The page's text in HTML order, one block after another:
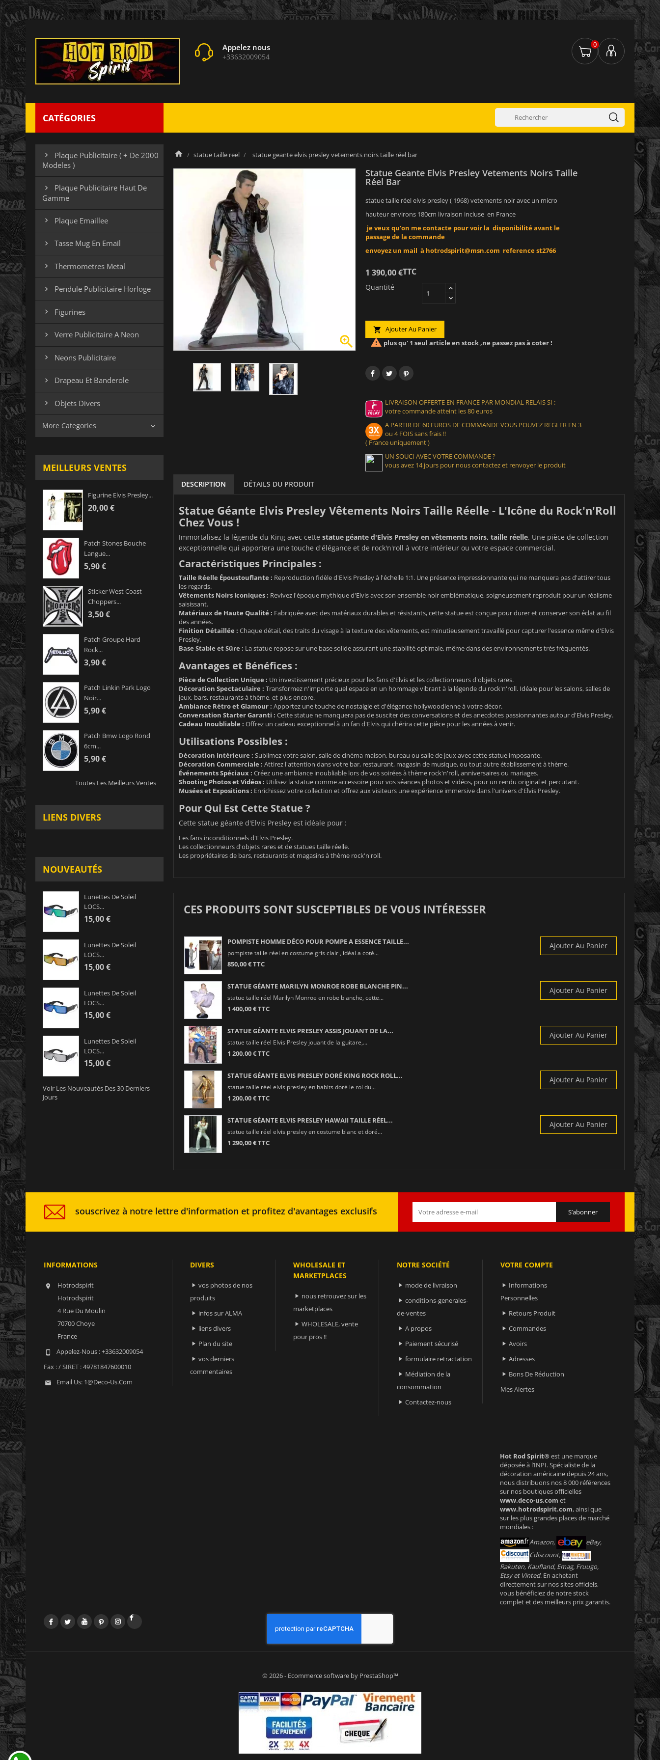
Appelez nous
+33632009054
0
CATÉGORIES

Plaque Publicitaire ( + De 2000
Modeles )

Plaque Publicitaire Haut De
Gamme
 Plaque Emaillee
 Tasse Mug En Email
 Thermometres Metal
 Pendule Publicitaire Horloge
 Figurines
 Verre Publicitaire A Neon
 Neons Publicitaire
 Drapeau Et Banderole
 Objets Divers
More Categories 
MEILLEURS VENTES
Figurine Elvis Presley...
20,00 €
Patch Stones Bouche
Langue...
5,90 €
Sticker West Coast
Choppers...
3,50 €
Patch Groupe Hard
Rock...
3,90 €
Patch Linkin Park Logo
Noir...
5,90 €
Patch Bmw Logo Rond
6cm...
5,90 €
Toutes Les Meilleurs Ventes
LIENS DIVERS
NOUVEAUTÉS
Lunettes De Soleil
LOCS...
15,00 €
Lunettes De Soleil
LOCS...
15,00 €
Lunettes De Soleil
LOCS...
15,00 €
Lunettes De Soleil
LOCS...
15,00 €
Voir Les Nouveautés Des 30 Derniers
Jours
statue taille reel statue geante elvis presley vetements noirs taille réel bar

Statue Geante Elvis Presley Vetements Noirs Taille
Réel Bar
statue taille réel elvis presley ( 1968) vetements noir avec un micro
hauteur environs 180cm livraison incluse en France
je veux qu'on me contacte pour voir la disponibilité avant le
passage de la commande
envoyez un mail à hotrodspirit@msn.com reference st2766
1 390,00 €TTC
Quantité
 Ajouter Au Panier
 plus qu' 1 seul article en stock ,ne passez pas à coter !
LIVRAISON OFFERTE EN FRANCE PAR MONDIAL RELAIS SI :
votre commande atteint les 80 euros
A PARTIR DE 60 EUROS DE COMMANDE VOUS POUVEZ REGLER EN 3
ou 4 FOIS sans frais !!
( France uniquement )
UN SOUCI AVEC VOTRE COMMANDE ?
vous avez 14 jours pour nous contactez et renvoyer le produit
DESCRIPTION DÉTAILS DU PRODUIT
Statue Géante Elvis Presley Vêtements Noirs Taille Réelle - L'Icône du Rock'n'Roll
Chez Vous !
Immortalisez la légende du King avec cette statue géante d'Elvis Presley en vêtements noirs, taille réelle. Une pièce de collection
exceptionnelle qui apportera une touche d'élégance et de rock'n'roll à votre intérieur ou votre espace commercial.
Caractéristiques Principales :
Taille Réelle Époustouflante : Reproduction fidèle d'Elvis Presley à l'échelle 1:1. Une présence impressionnante qui ne manquera pas d'attirer tous
les regards.
Vêtements Noirs Iconiques : Revivez l'époque mythique d'Elvis avec son ensemble noir emblématique, soigneusement reproduit pour un réalisme
saisissant.
Matériaux de Haute Qualité : Fabriquée avec des matériaux durables et résistants, cette statue est conçue pour durer et conserver son éclat au fil
des années.
Finition Détaillée : Chaque détail, des traits du visage à la texture des vêtements, est minutieusement travaillé pour capturer l'essence même d'Elvis
Presley.
Base Stable et Sûre : La statue repose sur une base solide assurant une stabilité optimale, même dans des environnements très fréquentés.
Avantages et Bénéfices :
Pièce de Collection Unique : Un investissement précieux pour les fans d'Elvis et les collectionneurs d'objets rares.
Décoration Spectaculaire : Transformez n'importe quel espace en un hommage vibrant à la légende du rock'n'roll. Idéale pour les salons, salles de
jeux, bars, restaurants à thème, et plus encore.
Ambiance Rétro et Glamour : Apportez une touche de nostalgie et d'élégance hollywoodienne à votre décor.
Conversation Starter Garanti : Cette statue ne manquera pas de susciter des conversations et des anecdotes passionnantes autour d'Elvis Presley.
Cadeau Inoubliable : Offrez un cadeau exceptionnel à un fan d'Elvis qui chérira cette pièce pour les années à venir.
Utilisations Possibles :
Décoration Intérieure : Sublimez votre salon, salle de cinéma maison, bureau ou salle de jeux avec cette statue imposante.
Décoration Commerciale : Attirez l'attention dans votre bar, restaurant, magasin de musique, ou tout autre établissement à thème.
Événements Spéciaux : Créez une ambiance inoubliable lors de vos soirées à thème rock'n'roll, anniversaires ou mariages.
Shooting Photos et Vidéos : Utilisez la statue comme accessoire pour vos séances photos et vidéos, pour un rendu original et percutant.
Musées et Expositions : Enrichissez votre collection et offrez aux visiteurs une expérience immersive dans l'univers d'Elvis Presley.
Pour Qui Est Cette Statue ?
Cette statue géante d'Elvis Presley est idéale pour :
Les fans inconditionnels d'Elvis Presley.
Les collectionneurs d'objets rares et de statues taille réelle.
Les propriétaires de bars, restaurants et magasins à thème rock'n'roll.
CES PRODUITS SONT SUSCEPTIBLES DE VOUS INTÉRESSER
POMPISTE HOMME DÉCO POUR POMPE A ESSENCE TAILLE...
pompiste taille réel en costume gris clair , idéal a coté...
850,00 € TTC
Ajouter Au Panier
STATUE GÉANTE MARILYN MONROE ROBE BLANCHE PIN...
statue taille réel Marilyn Monroe en robe blanche, cette...
1 400,00 € TTC
Ajouter Au Panier
STATUE GÉANTE ELVIS PRESLEY ASSIS JOUANT DE LA...
statue taille réel Elvis Presley jouant de la guitare,...
1 200,00 € TTC
Ajouter Au Panier
STATUE GÉANTE ELVIS PRESLEY DORÉ KING ROCK ROLL...
statue taille réel elvis presley en habits doré le roi du...
1 200,00 € TTC
Ajouter Au Panier
STATUE GÉANTE ELVIS PRESLEY HAWAII TAILLE RÉEL...
statue taille réel elvis presley en costume blanc et doré...
1 290,00 € TTC
Ajouter Au Panier
souscrivez à notre lettre d'information et profitez d'avantages exclusifs
INFORMATIONS

Hotrodspirit
Hotrodspirit
4 Rue Du Moulin
70700 Choye
France
 Appelez-Nous :+33632009054
Fax :/ SIRET : 49781847600010
 Email Us: 1@deco-Us.com
DIVERS
 vos photos de nos
produits
 infos sur ALMA
 liens divers
 Plan du site
 vos derniers
commentaires
WHOLESALE ET
MARKETPLACES
 nous retrouvez sur les
marketplaces
 WHOLESALE, vente
pour pros !!
NOTRE SOCIÉTÉ
 mode de livraison
 conditions-generales-
de-ventes
 A propos
 Paiement sécurisé
 formulaire retractation
 Médiation de la
consommation
 Contactez-nous
VOTRE COMPTE
 Informations
Personnelles
 Retours Produit
 Commandes
 Avoirs
 Adresses
 Bons De Réduction
Mes Alertes
Hot Rod Spirit®est une marque
déposée à l’INPI. Spécialiste de la
décoration américaine depuis 24 ans,
nous distribuons nos 8 000 références
sur nos boutiques officielles
www.deco-us.com et
www.hotrodspirit.com, ainsi que
sur les plus grandes places de marché
mondiales :
Amazon,
eBay,
Cdiscount,
Rakuten, Kaufland, Emag, Fruugo,
Etsy et Vinted. En achetant
directement sur nos sites officiels,
vous bénéficiez de notre stock
complet et des meilleurs prix garantis.
FacebookTwitterYouTubePinterestInstagram
© 2026 - Ecommerce software by PrestaShop™